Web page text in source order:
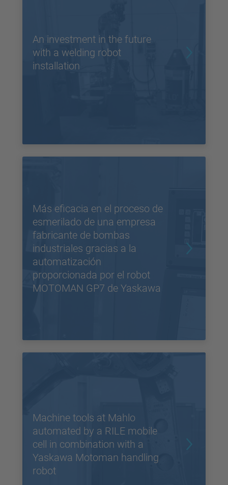
An investment in the future
with a welding robot
installation
Más eficacia en el proceso de
esmerilado de una empresa
fabricante de bombas
industriales gracias a la
automatización
proporcionada por el robot
MOTOMAN GP7 de Yaskawa
Machine tools at Mahlo
automated by a RILE mobile
cell in combination with a
Yaskawa Motoman handling
robot